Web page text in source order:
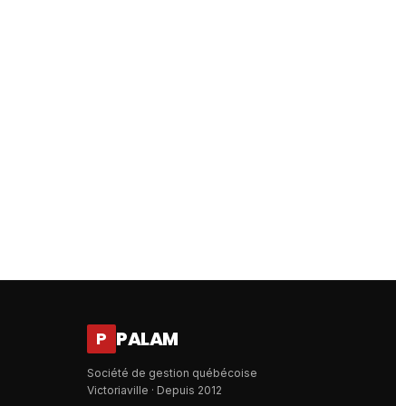
P PALAM
Société de gestion québécoise
Victoriaville · Depuis 2012